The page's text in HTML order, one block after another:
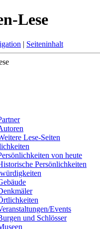
Lese
| Seiteninhalt
Lese-Seiten
von heute
Persönlichkeiten
Events
und Schlösser